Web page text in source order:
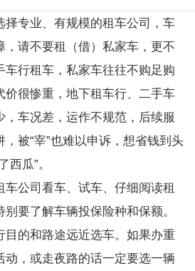
专业、有规模的租车公司，车
，请不要租（借）私家车，更不
车行租车，私家车往往不购足购
价很惨重，地下租车行、二手车
，车况差，运作不规范，后续服
被“宰”也难以申诉，想省钱到头
西瓜”。
公司看车、试车、仔细阅读租
要了解车辆投保险种和保额。
的和路途远近选车。如果办重
动，或走夜路的话一定要选一辆